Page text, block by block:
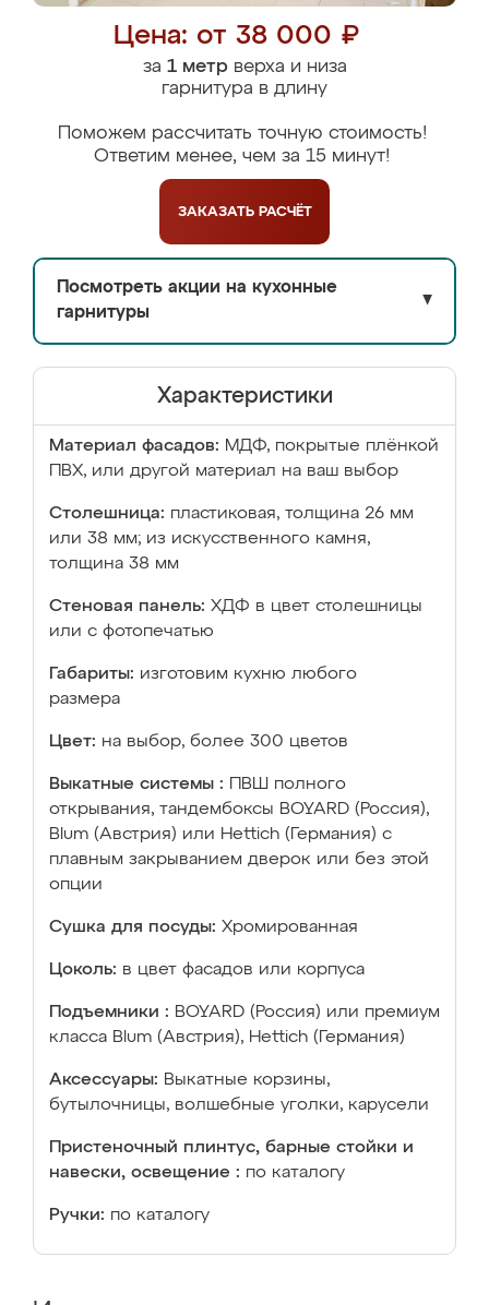
Цена: от 38 000 ₽
за 1 метрверха и низа
гарнитура в длину
Поможем рассчитать точную стоимость!
Ответим менее, чем за 15 минут!
ЗАКАЗАТЬ РАСЧЁТ
Посмотреть акции на кухонные
гарнитуры
▼
Характеристики
Материал фасадов: МДФ, покрытые плёнкой
ПВХ, или другой материал на ваш выбор
Столешница: пластиковая, толщина 26 мм
или 38 мм; из искусственного камня,
толщина 38 мм
Стеновая панель: ХДФ в цвет столешницы
или с фотопечатью
Габариты: изготовим кухню любого
размера
Цвет: на выбор, более 300 цветов
Выкатные системы :
ПВШ полного
открывания, тандембоксы BOYARD (Россия),
Blum (Австрия) или Hettich (Германия) с
плавным закрыванием дверок или без этой
опции
Сушка для посуды: Хромированная
Цоколь: в цвет фасадов или корпуса
Подъемники : BOYARD (Россия) или премиум
класса Blum (Австрия), Hettich (Германия)
Аксессуары: Выкатные корзины,
бутылочницы, волшебные уголки, карусели
Пристеночный плинтус, барные стойки и
навески, освещение : по каталогу
Ручки: по каталогу